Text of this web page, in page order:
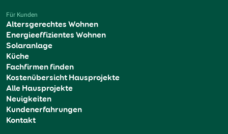
Für Kunden
Altersgerechtes Wohnen
Energieeffizientes Wohnen
Solaranlage
Küche
Fachfirmen finden
Kostenübersicht Hausprojekte
Alle Hausprojekte
Neuigkeiten
Kundenerfahrungen
Kontakt